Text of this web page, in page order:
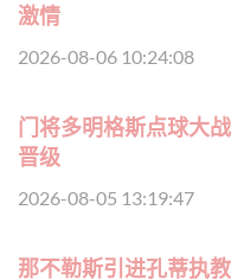
激情
2026-08-06 10:24:08
门将多明格斯点球大
晋级
2026-08-05 13:19:47
那不勒斯引进孔蒂执